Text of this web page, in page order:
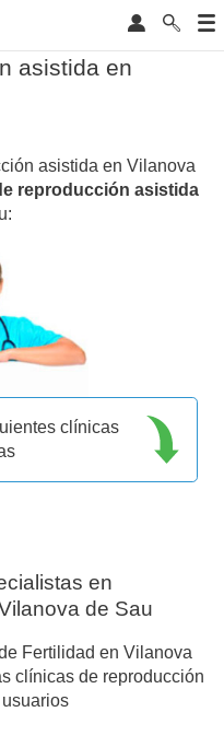
asistida en
asistida en Vilanova
reproducción asistida
clínicas
en
de Sau
Fertilidad en Vilanova
clínicas de reproducción